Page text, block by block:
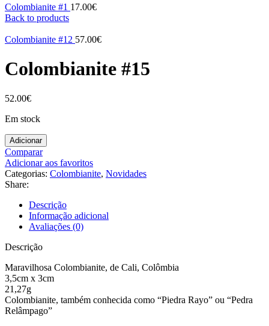
Colombianite #1 17.00€
Back to products
Colombianite #12 57.00€
Colombianite #15
52.00€
Em stock
Adicionar
Comparar
Adicionar aos favoritos
Categorias: Colombianite, Novidades
Share:
Descrição
Informação adicional
Avaliações (0)
Descrição
Maravilhosa Colombianite, de Cali, Colômbia
3,5cm x 3cm
21,27g
Colombianite, também conhecida como “Piedra Rayo” ou “Pedra
Relâmpago”